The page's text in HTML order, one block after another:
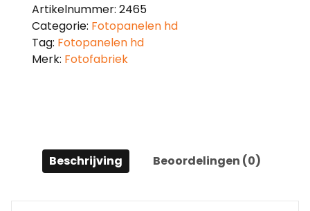
Artikelnummer: 2465
Categorie: Fotopanelen hd
Tag: Fotopanelen hd
Merk: Fotofabriek
Beschrijving Beoordelingen (0)